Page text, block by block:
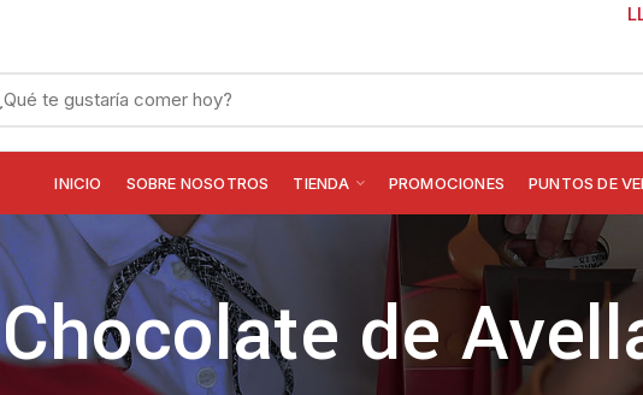
INICIO SOBRE NOSOTROS TIENDA PROMOCIONES PUNTOS DE
Chocolate de